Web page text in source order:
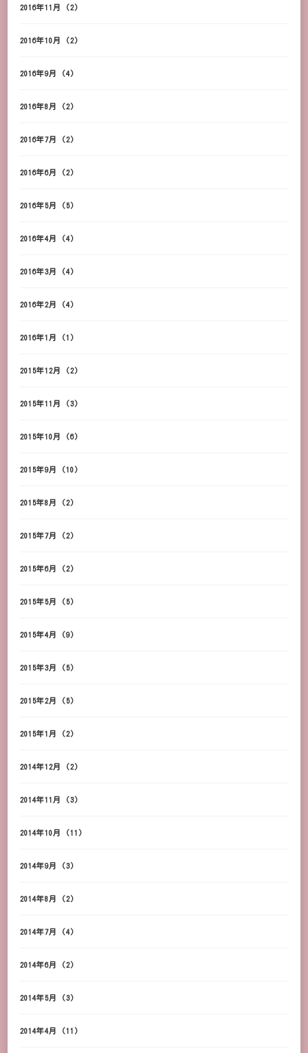
2016年11月 (2)
2016年10月 (2)
2016年9月 (4)
2016年8月 (2)
2016年7月 (2)
2016年6月 (2)
2016年5月 (5)
2016年4月 (4)
2016年3月 (4)
2016年2月 (4)
2016年1月 (1)
2015年12月 (2)
2015年11月 (3)
2015年10月 (6)
2015年9月 (10)
2015年8月 (2)
2015年7月 (2)
2015年6月 (2)
2015年5月 (5)
2015年4月 (9)
2015年3月 (5)
2015年2月 (5)
2015年1月 (2)
2014年12月 (2)
2014年11月 (3)
2014年10月 (11)
2014年9月 (3)
2014年8月 (2)
2014年7月 (4)
2014年6月 (2)
2014年5月 (3)
2014年4月 (11)